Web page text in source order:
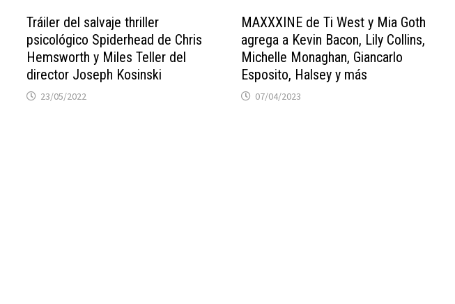
Tráiler del salvaje thriller
psicológico Spiderhead de Chris
Hemsworth y Miles Teller del
director Joseph Kosinski
23/05/2022
MAXXXINE de Ti West y Mia Goth
agrega a Kevin Bacon, Lily Collins,
Michelle Monaghan, Giancarlo
Esposito, Halsey y más
07/04/2023